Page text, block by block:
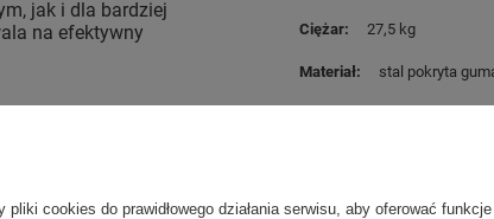
jak i dla bardziej
na efektywny
Ciężar 27,5 kg
Materiał stal pokryta
Długość całkowita 380 mm
cookies do prawidłowego działania serwisu, aby oferować funkcje